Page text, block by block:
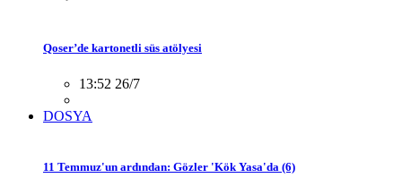
Qoser’de kartonetli süs atölyesi
13:52 26/7
DOSYA
11 Temmuz'un ardından: Gözler 'Kök Yasa'da (6)